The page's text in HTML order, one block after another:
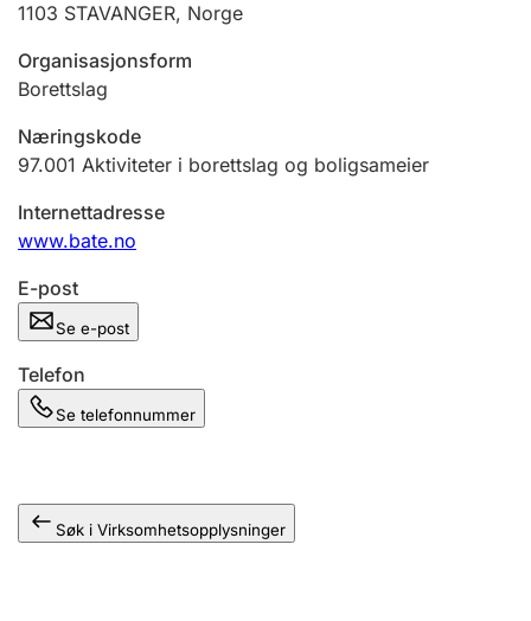
1103 STAVANGER, Norge
Organisasjonsform
Borettslag
Næringskode
97.001 Aktiviteter i borettslag og boligsameier
Internettadresse
www.bate.no
E-post
Se e-post
Telefon
Se telefonnummer
Søk i Virksomhetsopplysninger